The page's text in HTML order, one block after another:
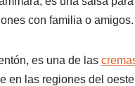
con familia o amigos.
es una de las
en las regiones del